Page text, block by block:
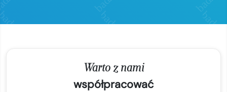
Warto z nami
współpracować